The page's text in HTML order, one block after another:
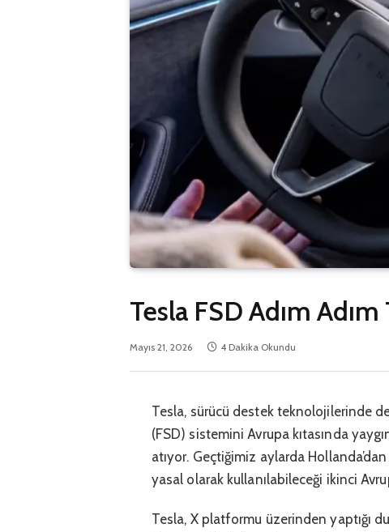
Tesla FSD Adım
Mayıs 21, 2026 4 Dakika Okundu
Tesla, sürücü destek teknolojilerinde
(FSD) sistemini Avrupa kıtasında
atıyor. Geçtiğimiz aylarda
yasal olarak kullanılabileceği ikinci
Tesla, X platformu üzerinden yaptığı